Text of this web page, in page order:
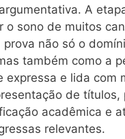
A
o sono de muitos
prova não só o
também como a
expressa e lida com
de títulos,
acadêmica e
relevantes.